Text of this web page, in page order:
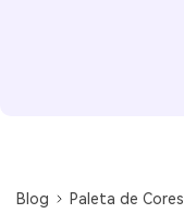
Blog
Paleta de Cores